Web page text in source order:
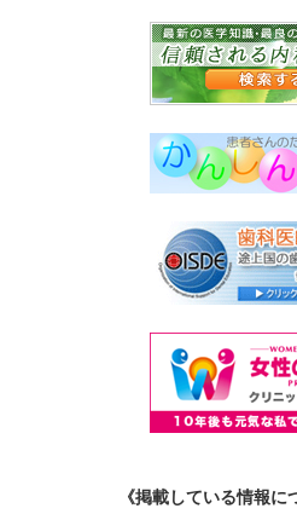
《掲載している情報に